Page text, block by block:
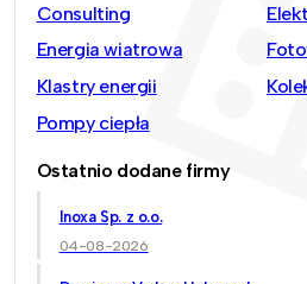
Consulting
Energia wiatrowa
Klastry energii
Pompy ciepła
Ostatnio dodane firmy
Inoxa Sp. z o.o.
04-08-2026